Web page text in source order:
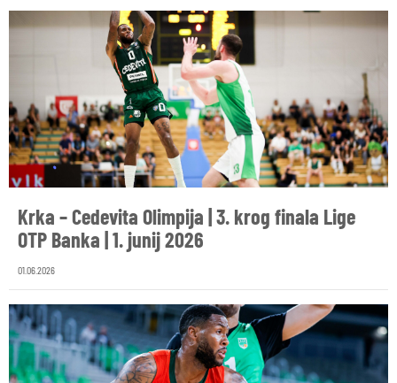
Krka – Cedevita Olimpija | 3. krog finala Lige
OTP Banka | 1. junij 2026
01.06.2026